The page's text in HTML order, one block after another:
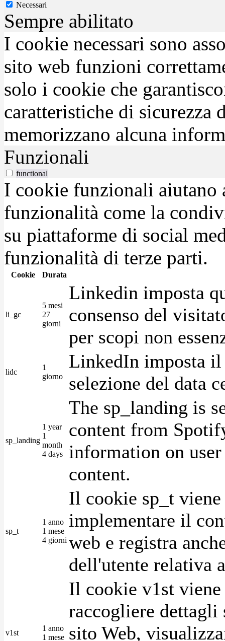
Necessari
Sempre abilitato
I cookie necessari sono
sito web funzioni
solo i cookie che
caratteristiche di sicurezza
memorizzano alcuna
Funzionali
functional
I cookie funzionali aiutano
funzionalità come la
su piattaforme di social
funzionalità di terze parti.
Cookie Durata
li_gc
5 mesi
27
giorni
Linkedin imposta
consenso del
per scopi non
lidc
1
giorno
LinkedIn imposta
selezione del data
sp_landing
1 year
1
month
4 days
The sp_landing is
content from
information on
content.
sp_t
1 anno
1 mese
4 giorni
Il cookie sp_t
implementare il
web e registra
dell'utente relativa
v1st
1 anno
1 mese
Il cookie v1st
raccogliere
sito Web,